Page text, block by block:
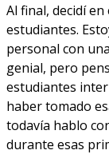
Al final, decidí
estudiantes.
personal con
genial, pero
estudiantes
haber tomado
todavía hablo
durante esas